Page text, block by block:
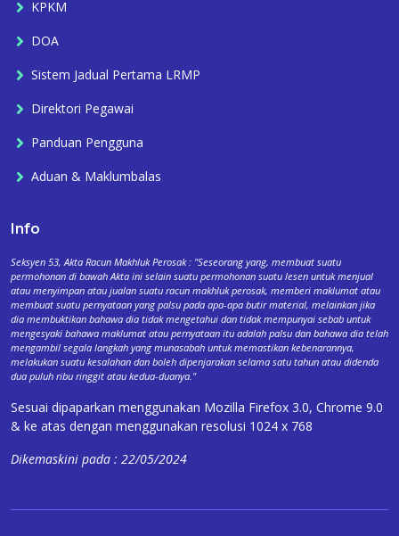
KPKM
DOA
Sistem Jadual Pertama LRMP
Direktori Pegawai
Panduan Pengguna
Aduan & Maklumbalas
Info
Seksyen 53, Akta Racun Makhluk Perosak : "Seseorang yang, membuat suatu
permohonan di bawah Akta ini selain suatu permohonan suatu lesen untuk menjual
atau menyimpan atau jualan suatu racun makhluk perosak, memberi maklumat atau
membuat suatu pernyataan yang palsu pada apa-apa butir material, melainkan jika
dia membuktikan bahawa dia tidak mengetahui dan tidak mempunyai sebab untuk
mengesyaki bahawa maklumat atau pernyataan itu adalah palsu dan bahawa dia telah
mengambil segala langkah yang munasabah untuk memastikan kebenarannya,
melakukan suatu kesalahan dan boleh dipenjarakan selama satu tahun atau didenda
dua puluh ribu ringgit atau kedua-duanya."
Sesuai dipaparkan menggunakan Mozilla Firefox 3.0, Chrome 9.0
& ke atas dengan menggunakan resolusi 1024 x 768
Dikemaskini pada : 22/05/2024